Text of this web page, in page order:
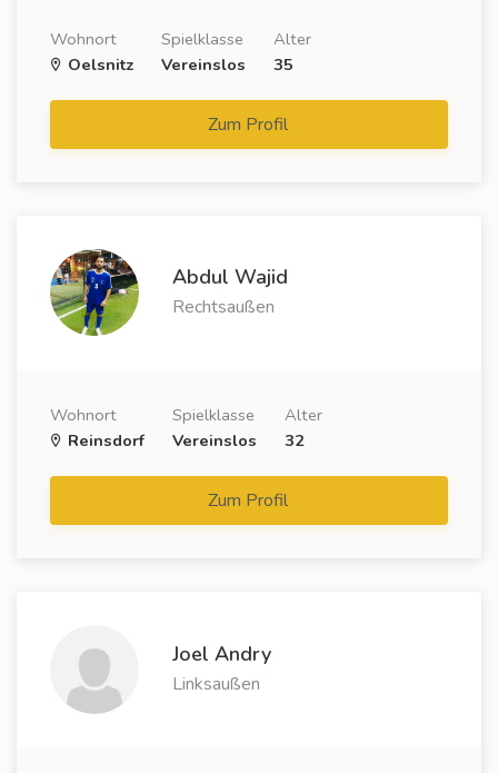
Wohnort
Oelsnitz
Spielklasse
Vereinslos
Alter
35
Zum Profil
Abdul Wajid
Rechtsaußen
Wohnort
Reinsdorf
Spielklasse
Vereinslos
Alter
32
Zum Profil
Joel Andry
Linksaußen